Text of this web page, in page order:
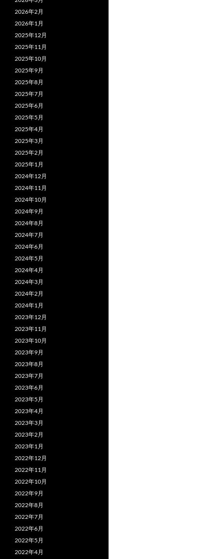
2026年2月
2026年1月
2025年12月
2025年11月
2025年10月
2025年9月
2025年8月
2025年7月
2025年6月
2025年5月
2025年4月
2025年3月
2025年2月
2025年1月
2024年12月
2024年11月
2024年10月
2024年9月
2024年8月
2024年7月
2024年6月
2024年5月
2024年4月
2024年3月
2024年2月
2024年1月
2023年12月
2023年11月
2023年10月
2023年9月
2023年8月
2023年7月
2023年6月
2023年5月
2023年4月
2023年3月
2023年2月
2023年1月
2022年12月
2022年11月
2022年10月
2022年9月
2022年8月
2022年7月
2022年6月
2022年5月
2022年4月